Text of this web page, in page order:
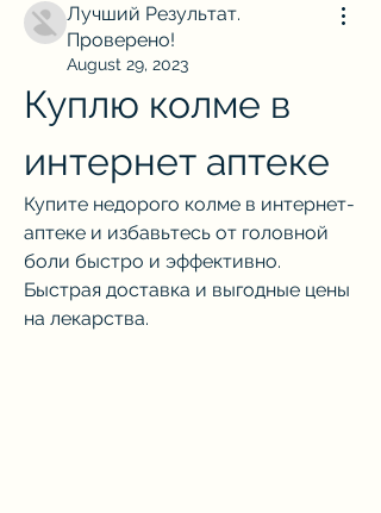
Лучший Результат.
Проверено!
August 29, 2023
Куплю колме в
интернет аптеке
Купите недорого колме в интернет-
аптеке и избавьтесь от головной
боли быстро и эффективно.
Быстрая доставка и выгодные цены
на лекарства.